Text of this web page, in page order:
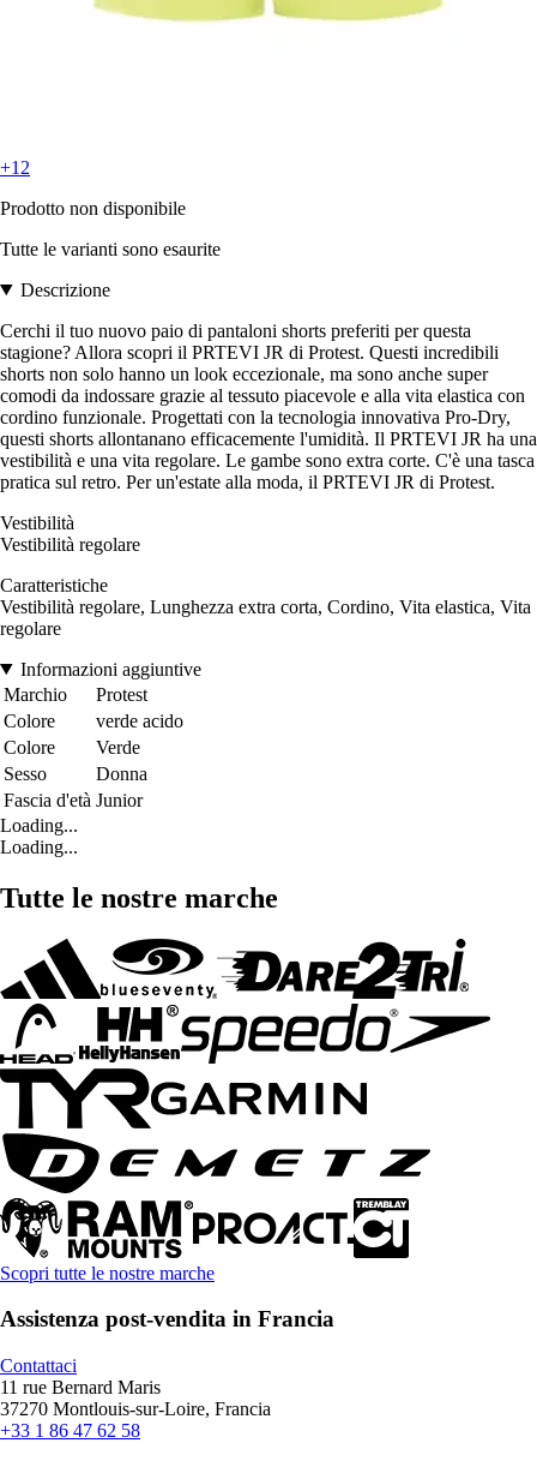
+12
Prodotto non disponibile
Tutte le varianti sono esaurite
Descrizione
Cerchi il tuo nuovo paio di pantaloni shorts preferiti per questa
stagione? Allora scopri il PRTEVI JR di Protest. Questi incredibili
shorts non solo hanno un look eccezionale, ma sono anche super
comodi da indossare grazie al tessuto piacevole e alla vita elastica con
cordino funzionale. Progettati con la tecnologia innovativa Pro-Dry,
questi shorts allontanano efficacemente l'umidità. Il PRTEVI JR ha una
vestibilità e una vita regolare. Le gambe sono extra corte. C'è una tasca
pratica sul retro. Per un'estate alla moda, il PRTEVI JR di Protest.
Vestibilità
Vestibilità regolare
Caratteristiche
Vestibilità regolare, Lunghezza extra corta, Cordino, Vita elastica, Vita
regolare
Informazioni aggiuntive
Marchio
Protest
Colore
verde acido
Colore
Verde
Sesso
Donna
Fascia d'età Junior
Loading...
Loading...
Tutte le nostre marche
Scopri tutte le nostre marche
Assistenza post-vendita in Francia
Contattaci
11 rue Bernard Maris
37270 Montlouis-sur-Loire, Francia
+33 1 86 47 62 58